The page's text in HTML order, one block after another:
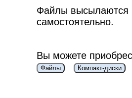
Файлы высылаются
самостоятельно.
Вы можете
Файлы Компакт-диски